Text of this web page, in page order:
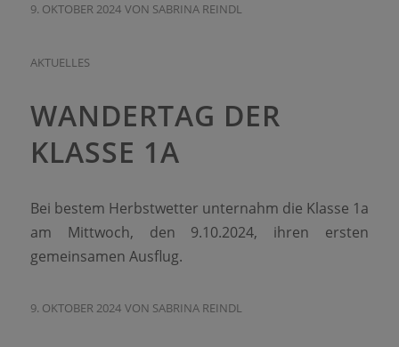
9. OKTOBER 2024 VON SABRINA REINDL
AKTUELLES
WANDERTAG DER
KLASSE 1A
Bei bestem Herbstwetter unternahm die Klasse 1a
am Mittwoch, den 9.10.2024, ihren ersten
gemeinsamen Ausflug.
9. OKTOBER 2024 VON SABRINA REINDL